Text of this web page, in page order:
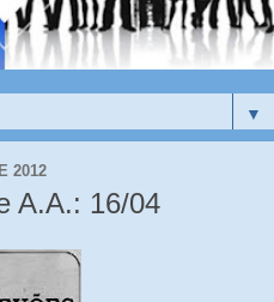
▼
2012
A.A.: 16/04